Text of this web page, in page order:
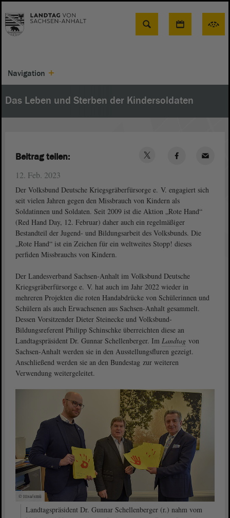
Suche
Navigation
Das Leben und Sterben der Kindersoldaten
12. Feb. 2023
Der Volksbund Deutsche Kriegsgräberfürsorge e. V. engagiert sich
seit vielen Jahren gegen den Missbrauch von Kindern als
Soldatinnen und Soldaten. Seit 2009 ist die Aktion „Rote Hand“
(Red Hand Day, 12. Februar) daher auch ein regelmäßiger
Bestandteil der Jugend- und Bildungsarbeit des Volksbunds. Die
„Rote Hand“ ist ein Zeichen für ein weltweites Stopp! dieses
perfiden Missbrauchs von Kindern.
Der Landesverband Sachsen-Anhalt im Volksbund Deutsche
Kriegsgräberfürsorge e. V. hat auch im Jahr 2022 wieder in
mehreren Projekten die roten Handabdrücke von Schülerinnen und
Schülern als auch Erwachsenen aus Sachsen-Anhalt gesammelt.
Dessen Vorsitzender Dieter Steinecke und Volksbund-
Bildungsreferent Philipp Schinschke überreichten diese an
Landtagspräsident Dr. Gunnar Schellenberger. Im Landtag von
Sachsen-Anhalt werden sie in den Ausstellungsfluren gezeigt.
Anschließend werden sie an den Bundestag zur weiteren
Verwendung weitergeleitet.
© ltlsa/smü
Landtagspräsident Dr. Gunnar Schellenberger (r.) nahm vom
Beitrag teilen: